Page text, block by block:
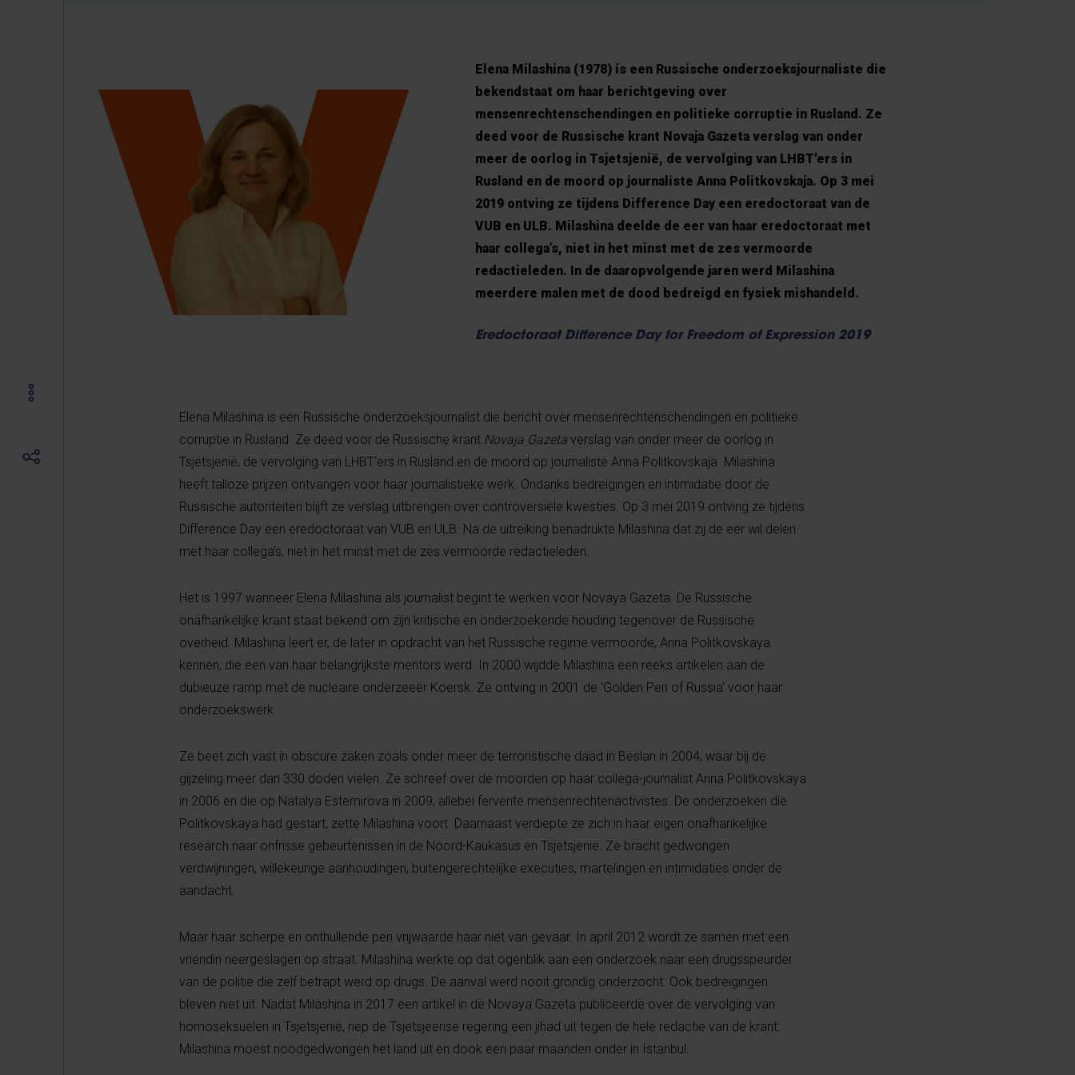
Elena Milashina (1978) is een Russische onderzoeksjournaliste die
bekendstaat om haar berichtgeving over
mensenrechtenschendingen en politieke corruptie in Rusland. Ze
deed voor de Russische krant Novaja Gazeta verslag van onder
meer de oorlog in Tsjetsjenië, de vervolging van LHBT'ers in
Rusland en de moord op journaliste Anna Politkovskaja. Op 3 mei
2019 ontving ze tijdens Difference Day een eredoctoraat van de
VUB en ULB. Milashina deelde de eer van haar eredoctoraat met
haar collega’s, niet in het minst met de zes vermoorde
redactieleden. In de daaropvolgende jaren werd Milashina
meerdere malen met de dood bedreigd en fysiek mishandeld.
Eredoctoraat Difference Day for Freedom of Expression 2019
Elena Milashina is een Russische onderzoeksjournalist die bericht over mensenrechtenschendingen en politieke
corruptie in Rusland. Ze deed voor de Russische krant Novaja Gazeta verslag van onder meer de oorlog in
Tsjetsjenië, de vervolging van LHBT'ers in Rusland en de moord op journaliste Anna Politkovskaja. Milashina
heeft talloze prijzen ontvangen voor haar journalistieke werk. Ondanks bedreigingen en intimidatie door de
Russische autoriteiten blijft ze verslag uitbrengen over controversiële kwesties. Op 3 mei 2019 ontving ze tijdens
Difference Day een eredoctoraat van VUB en ULB. Na de uitreiking benadrukte Milashina dat zij de eer wil delen
met haar collega’s, niet in het minst met de zes vermoorde redactieleden.
Het is 1997 wanneer Elena Milashina als journalist begint te werken voor Novaya Gazeta. De Russische
onafhankelijke krant staat bekend om zijn kritische en onderzoekende houding tegenover de Russische
overheid. Milashina leert er, de later in opdracht van het Russische regime vermoorde, Anna Politkovskaya
kennen, die een van haar belangrijkste mentors werd. In 2000 wijdde Milashina een reeks artikelen aan de
dubieuze ramp met de nucleaire onderzeeër Koersk. Ze ontving in 2001 de 'Golden Pen of Russia' voor haar
onderzoekswerk.
Ze beet zich vast in obscure zaken zoals onder meer de terroristische daad in Beslan in 2004, waar bij de
gijzeling meer dan 330 doden vielen. Ze schreef over de moorden op haar collega-journalist Anna Politkovskaya
in 2006 en die op Natalya Estemirova in 2009, allebei fervente mensenrechtenactivistes. De onderzoeken die
Politkovskaya had gestart, zette Milashina voort. Daarnaast verdiepte ze zich in haar eigen onafhankelijke
research naar onfrisse gebeurtenissen in de Noord-Kaukasus en Tsjetsjenië. Ze bracht gedwongen
verdwijningen, willekeurige aanhoudingen, buitengerechtelijke executies, martelingen en intimidaties onder de
aandacht.
Maar haar scherpe en onthullende pen vrijwaarde haar niet van gevaar. In april 2012 wordt ze samen met een
vriendin neergeslagen op straat. Milashina werkte op dat ogenblik aan een onderzoek naar een drugsspeurder
van de politie die zelf betrapt werd op drugs. De aanval werd nooit grondig onderzocht. Ook bedreigingen
bleven niet uit. Nadat Milashina in 2017 een artikel in de Novaya Gazeta publiceerde over de vervolging van
homoseksuelen in Tsjetsjenië, riep de Tsjetsjeense regering een jihad uit tegen de hele redactie van de krant.
Milashina moest noodgedwongen het land uit en dook een paar maanden onder in Istanbul.